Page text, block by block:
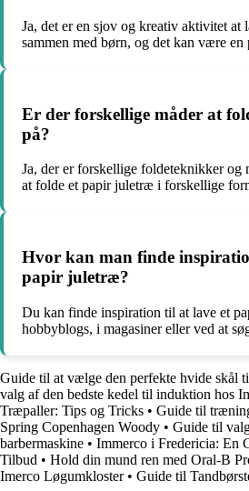
Ja, det er en sjov og kreativ aktivitet at
sammen med børn, og det kan være en
Er der forskellige måder at
på?
Ja, der er forskellige foldeteknikker og
at folde et papir juletræ i forskellige
Hvor kan man finde
papir juletræ?
Du kan finde inspiration til at lave et
hobbyblogs, i magasiner eller ved at
Guide til at vælge den perfekte hvide skål
valg af den bedste kedel til induktion hos
Træpaller: Tips og Tricks • Guide til
Spring Copenhagen Woody • Guide til
barbermaskine • Immerco i Fredericia: En
Tilbud • Hold din mund ren med Oral-B
Imerco Løgumkloster• Guide til